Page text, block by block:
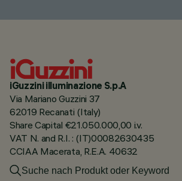
iGuzzini illuminazione S.p.A
Via Mariano Guzzini 37
62019 Recanati (Italy)
Share Capital €21.050.000,00 i.v.
VAT N. and R.I. : (IT)00082630435
CCIAA Macerata, R.E.A. 40632